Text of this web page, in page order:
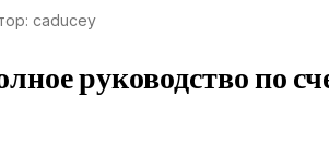
caducey
руководство по